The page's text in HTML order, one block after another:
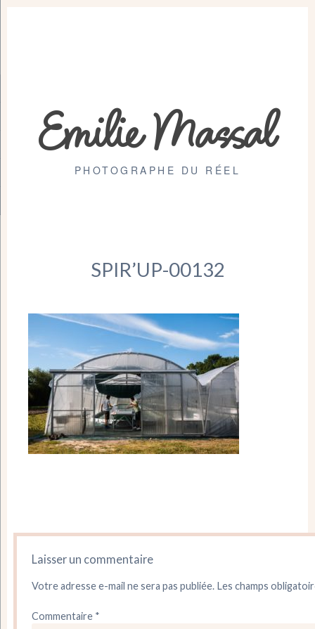
Emilie Massal
PHOTOGRAPHE DU RÉEL
SPIR’UP-00132
Laisser un commentaire
Votre adresse e-mail ne sera pas publiée. Les champs
Commentaire *